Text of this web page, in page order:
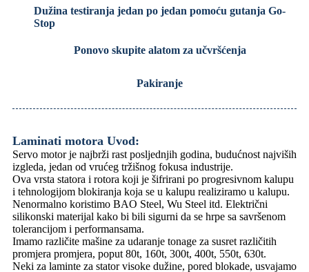
Dužina testiranja jedan po jedan pomoću gutanja Go-
Stop
Ponovo skupite alatom za učvršćenja
Pakiranje
Laminati motora Uvod:
Servo motor je najbrži rast posljednjih godina, budućnost najviših
izgleda, jedan od vrućeg tržišnog fokusa industrije.
Ova vrsta statora i rotora koji je šifrirani po progresivnom kalupu
i tehnologijom blokiranja koja se u kalupu realiziramo u kalupu.
Nenormalno koristimo BAO Steel, Wu Steel itd. Električni
silikonski materijal kako bi bili sigurni da se hrpe sa savršenom
tolerancijom i performansama.
Imamo različite mašine za udaranje tonage za susret različitih
promjera promjera, poput 80t, 160t, 300t, 400t, 550t, 630t.
Neki za laminte za stator visoke dužine, pored blokade, usvajamo